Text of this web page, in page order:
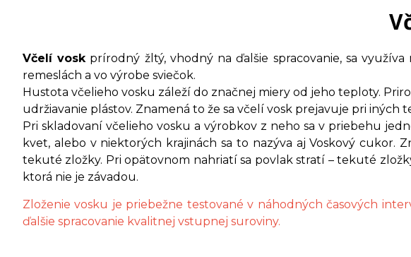
Včelí voskprírodný žltý, vhodný na ďalšie spracovanie, sa
remeslách a vo výrobe sviečok.
Hustota včelieho vosku záleží do značnej miery od jeho teploty.
udržiavanie plástov. Znamená to že sa včelí vosk prejavuje pri iných
Pri skladovaní včelieho vosku a výrobkov z neho sa v priebehu
kvet, alebo v niektorých krajinách sa to nazýva aj Voskový
tekuté zložky. Pri opätovnom nahriatí sa povlak stratí – tekuté
ktorá nie je závadou.
Zloženie vosku je priebežne testované v náhodných časových
ďalšie spracovanie kvalitnej vstupnej suroviny.